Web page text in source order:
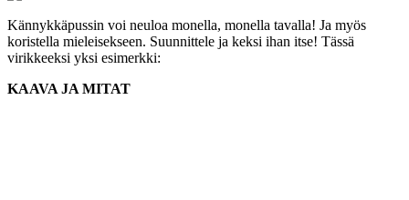
Kännykkäpussin voi neuloa monella, monella tavalla! Ja myös
koristella mieleisekseen. Suunnittele ja keksi ihan itse! Tässä
virikkeeksi yksi esimerkki:
KAAVA JA MITAT